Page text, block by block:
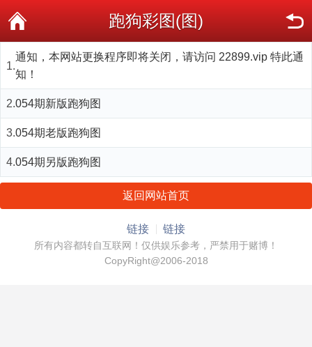
跑狗彩图(图)
1.
通知，本网站更换程序即将关闭，请访问 22899.vip 特此通
知！
2.054期新版跑狗图
3.054期老版跑狗图
4.054期另版跑狗图
返回网站首页
链接 链接
所有内容都转自互联网！仅供娱乐参考，严禁用于赌博！
CopyRight@2006-2018